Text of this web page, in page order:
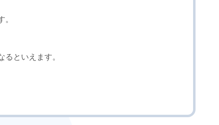
といえます。